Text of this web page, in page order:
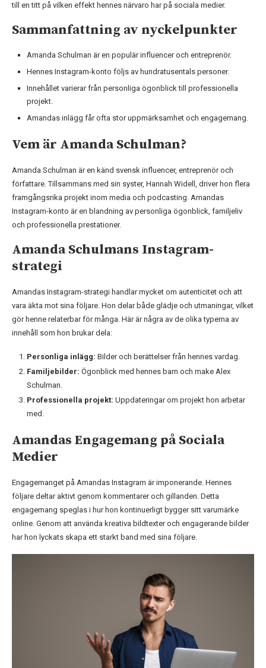
till en titt på vilken effekt hennes närvaro har på sociala medier.
Sammanfattning av nyckelpunkter
Amanda Schulman är en populär influencer och entreprenör.
Hennes Instagram-konto följs av hundratusentals personer.
Innehållet varierar från personliga ögonblick till professionella
projekt.
Amandas inlägg får ofta stor uppmärksamhet och engagemang.
Vem är Amanda Schulman?
Amanda Schulman är en känd svensk influencer, entreprenör och
författare. Tillsammans med sin syster, Hannah Widell, driver hon flera
framgångsrika projekt inom media och podcasting. Amandas
Instagram-konto är en blandning av personliga ögonblick, familjeliv
och professionella prestationer.
Amanda Schulmans Instagram-
strategi
Amandas Instagram-strategi handlar mycket om autenticitet och att
vara äkta mot sina följare. Hon delar både glädje och utmaningar, vilket
gör henne relaterbar för många. Här är några av de olika typerna av
innehåll som hon brukar dela:
Personliga inlägg: Bilder och berättelser från hennes vardag.
Familjebilder: Ögonblick med hennes barn och make Alex
Schulman.
Professionella projekt: Uppdateringar om projekt hon arbetar
med.
Amandas Engagemang på Sociala
Medier
Engagemanget på Amandas Instagram är imponerande. Hennes
följare deltar aktivt genom kommentarer och gillanden. Detta
engagemang speglas i hur hon kontinuerligt bygger sitt varumärke
online. Genom att använda kreativa bildtexter och engagerande bilder
har hon lyckats skapa ett starkt band med sina följare.